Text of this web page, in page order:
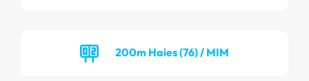
200m Haies (76) / MIM